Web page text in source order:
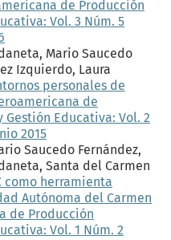
de Producción
Vol. 3 Núm. 5
Mario Saucedo
Izquierdo, Laura
personales de
de
Educativa: Vol. 2
2015
Saucedo Fernández,
Santa del Carmen
como herramienta
Autónoma del Carmen
de Producción
Vol. 1 Núm. 2